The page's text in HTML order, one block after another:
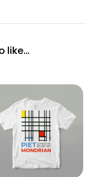
like…